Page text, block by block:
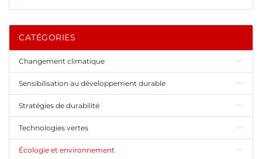
CATÉGORIES
Changement climatique
Sensibilisation au développement durable
Stratégies de durabilité
Technologies vertes
Écologie et environnement